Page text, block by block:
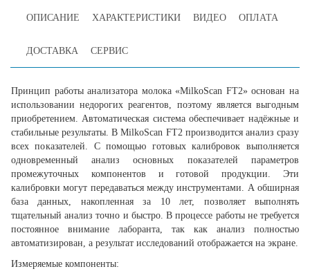
ОПИСАНИЕ ХАРАКТЕРИСТИКИ ВИДЕО ОПЛАТА
ДОСТАВКА СЕРВИС
Принцип работы анализатора молока «MilkoScan FT2» основан на
использовании недорогих реагентов, поэтому является выгодным
приобретением. Автоматическая система обеспечивает надёжные и
стабильные результаты. В MilkoScan FT2 производится анализ сразу
всех показателей. С помощью готовых калибровок выполняется
одновременный анализ основных показателей параметров
промежуточных компонентов и готовой продукции. Эти
калибровки могут передаваться между инструментами. А обширная
база данных, накопленная за 10 лет, позволяет выполнять
тщательный анализ точно и быстро. В процессе работы не требуется
постоянное внимание лаборанта, так как анализ полностью
автоматизирован, а результат исследований отображается на экране.
Измеряемые компоненты: